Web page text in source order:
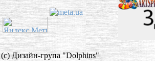
(c) Дизайн-група "Dolphins"